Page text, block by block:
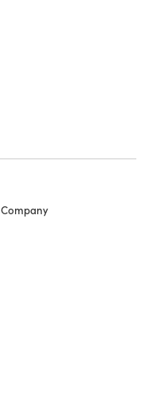
Company